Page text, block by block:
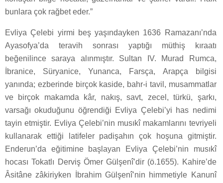
bunlara çok rağbet eder.”
Evliya Çelebi yirmi beş yaşındayken 1636 Ramazanı’nda
Ayasofya’da teravih sonrası yaptığı müthiş kıraatı
beğenilince saraya alınmıştır. Sultan IV. Murad Rumca,
İbranice, Süryanice, Yunanca, Farsça, Arapça bilgisi
yanında; ezberinde birçok kaside, bahr-i tavil, musammatlar
ve birçok makamda kâr, nakış, savt, zecel, türkü, şarkı,
varsağı okuduğunu öğrendiği Evliya Çelebi’yi has nedimi
tayin etmiştir. Evliya Çelebi’nin musıkî makamlarını tevriyeli
kullanarak ettiği latifeler padişahın çok hoşuna gitmiştir.
Enderun’da eğitimine başlayan Evliya Çelebi’nin musıkî
hocası Tokatlı Derviş Ömer Gülşenî’dir (ö.1655). Kahire’de
Âsitâne zâkiriyken İbrahim Gülşenî’nin himmetiyle Kanunî